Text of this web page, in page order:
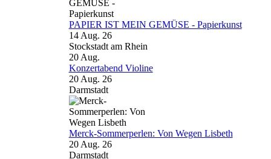
PAPIER IST MEIN GEMÜSE - Papierkunst
14 Aug. 26
Stockstadt am Rhein
20 Aug.
Konzertabend Violine
20 Aug. 26
Darmstadt
Merck-Sommerperlen: Von Wegen Lisbeth
20 Aug. 26
Darmstadt